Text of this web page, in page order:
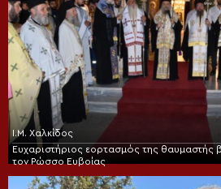
Ι.Μ. Χαλκίδος
Ευχαριστήριος εορτασμός της θαυμαστής
τον Ρώσσο Ευβοίας